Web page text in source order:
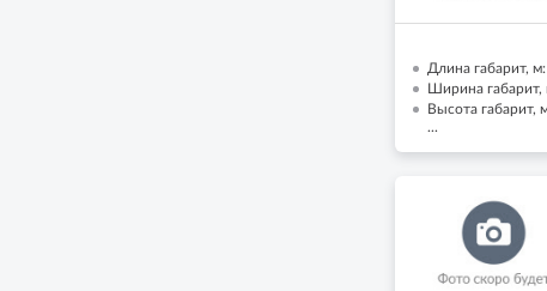
Длина габарит,
Ширина габарит,
Высота габарит,
...